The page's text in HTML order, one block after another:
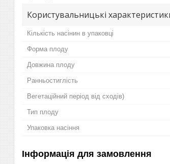
Користувальницькі
Кількість насінин в упаковці
Форма плоду
Довжина плоду
Ранньостиглість
Вегетаційний період від сходів)
Тип плоду
Упаковка насіння
Інформація для замовлення